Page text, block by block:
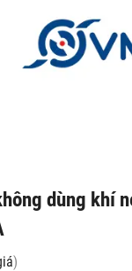
dùng khí
)